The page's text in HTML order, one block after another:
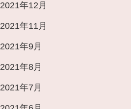
2021年12月
2021年11月
2021年9月
2021年8月
2021年7月